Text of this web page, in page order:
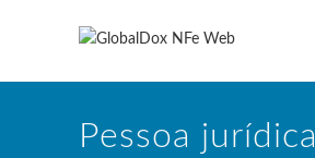
Pessoa jurídica